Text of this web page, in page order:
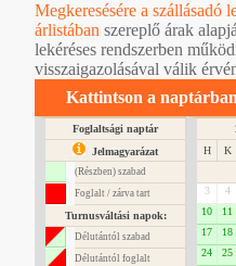
Megkeresésére a szállásadó
árlistában szereplő árak
lekéréses rendszerben
visszaigazolásával válik
Kattintson a
Foglaltsági naptár
Jelmagyarázat
(Részben) szabad
Foglalt / zárva tart
Turnusváltási napok:
Délutántól szabad
Délutántól foglalt
H
K
3
4
10
11
17
18
24
25